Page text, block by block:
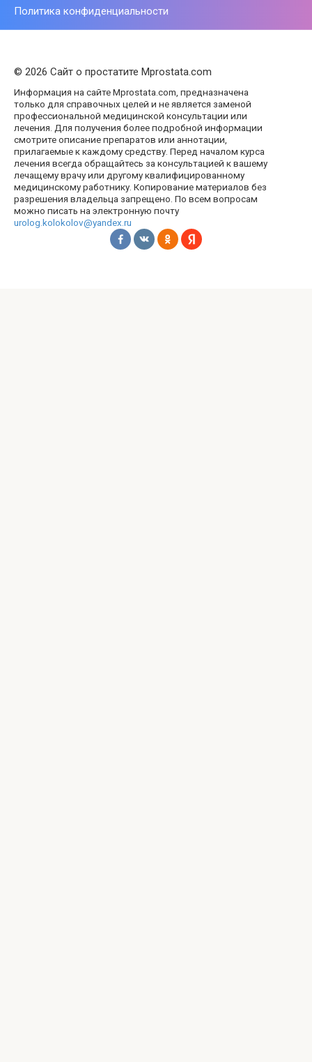
Политика конфиденциальности
© 2026 Сайт о простатите Mprostata.com
Информация на сайте Mprostata.com, предназначена
только для справочных целей и не является заменой
профессиональной медицинской консультации или
лечения. Для получения более подробной информации
смотрите описание препаратов или аннотации,
прилагаемые к каждому средству. Перед началом курса
лечения всегда обращайтесь за консультацией к вашему
лечащему врачу или другому квалифицированному
медицинскому работнику. Копирование материалов без
разрешения владельца запрещено. По всем вопросам
можно писать на электронную почту
urolog.kolokolov@yandex.ru